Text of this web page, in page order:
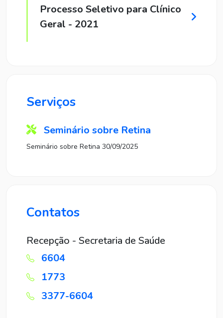
Processo Seletivo para Clínico
Geral - 2021
Serviços
Seminário sobre Retina
Seminário sobre Retina 30/09/2025
Contatos
Recepção - Secretaria de Saúde
6604
1773
3377-6604